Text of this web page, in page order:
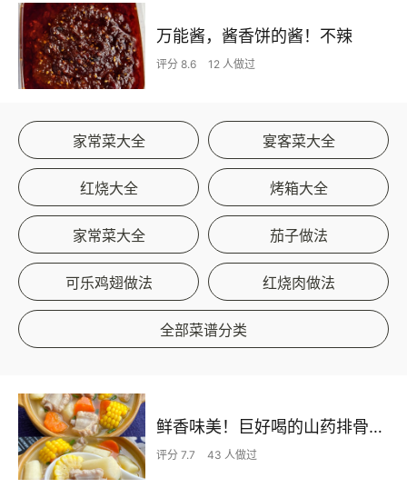
万能酱，酱香饼的酱！不辣
评分 8.6 12 人做过
家常菜大全 宴客菜大全
红烧大全 烤箱大全
家常菜大全 茄子做法
可乐鸡翅做法 红烧肉做法
全部菜谱分类
鲜香味美！巨好喝的山药排骨汤！！
评分 7.7 43 人做过